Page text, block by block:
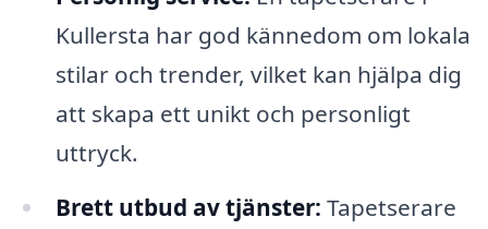
Kullersta har god kännedom om lokala
stilar och trender, vilket kan hjälpa dig
att skapa ett unikt och personligt
uttryck.
Brett utbud av tjänster: Tapetserare